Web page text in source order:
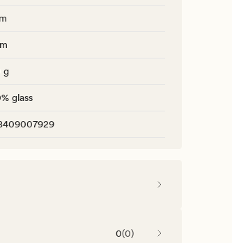
g
glass
0(0)